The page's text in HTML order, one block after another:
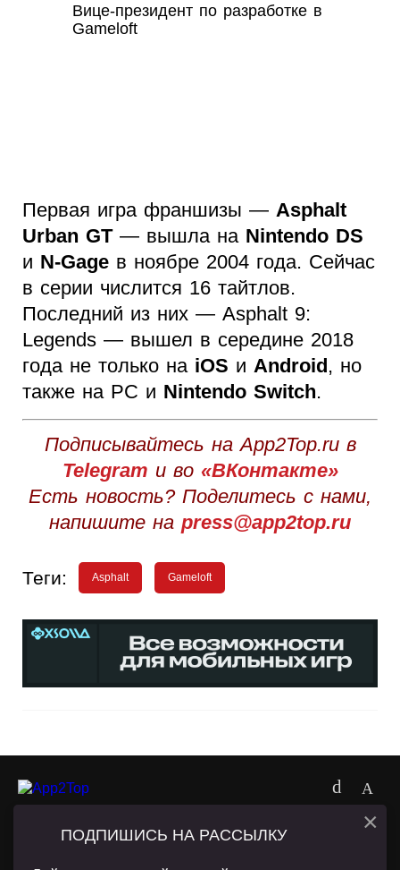
Вице-президент по разработке в
Gameloft
Первая игра франшизы — Asphalt
Urban GT— вышла на Nintendo DS
и N-Gage в ноябре 2004 года. Сейчас
в серии числится 16 тайтлов.
Последний из них — Asphalt 9:
Legends — вышел в середине 2018
года не только наiOS и Android, но
также на PC и Nintendo Switch.
Подписывайтесь на App2Top.ru в
Telegram и во «ВКонтакте»
Есть новость? Поделитесь с нами,
напишите на press@app2top.ru
Теги: Asphalt Gameloft
О ПРОЕКТЕРЕКЛАМАWN CONFERENCE
ПОДПИШИСЬ НА РАССЫЛКУ ×